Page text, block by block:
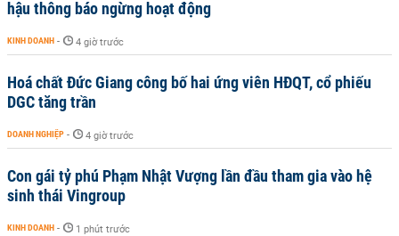
hậu thông báo ngừng hoạt động
KINH DOANH - 4 giờ trước
Hoá chất Đức Giang công bố hai ứng viên HĐQT, cổ phiếu
DGC tăng trần
DOANH NGHIỆP - 4 giờ trước
Con gái tỷ phú Phạm Nhật Vượng lần đầu tham gia vào hệ
sinh thái Vingroup
KINH DOANH - 1 phút trước